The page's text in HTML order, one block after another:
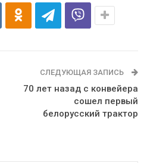
СЛЕДУЮЩАЯ ЗАПИСЬ
70 лет назад с конвейера
сошел первый
белорусский трактор